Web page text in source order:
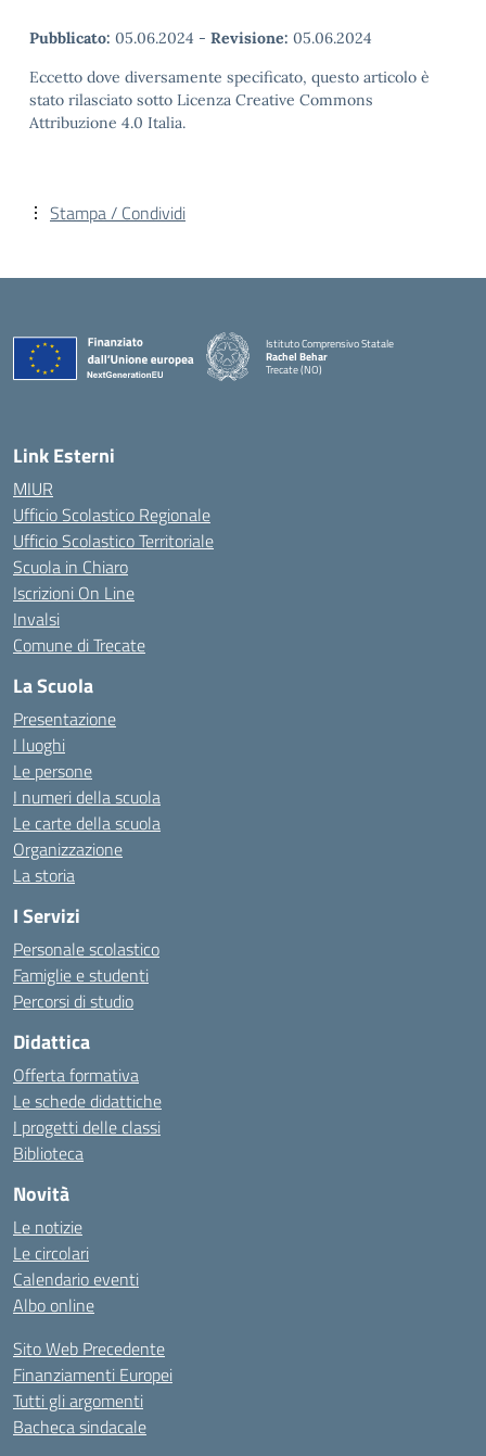
Pubblicato: 05.06.2024 - Revisione: 05.06.2024
Eccetto dove diversamente specificato, questo articolo è
stato rilasciato sotto Licenza Creative Commons
Attribuzione 4.0 Italia.
Stampa / Condividi
Istituto Comprensivo Statale
Rachel Behar
Trecate (NO)
Link Esterni
MIUR
Ufficio Scolastico Regionale
Ufficio Scolastico Territoriale
Scuola in Chiaro
Iscrizioni On Line
Invalsi
Comune di Trecate
La Scuola
Presentazione
I luoghi
Le persone
I numeri della scuola
Le carte della scuola
Organizzazione
La storia
I Servizi
Personale scolastico
Famiglie e studenti
Percorsi di studio
Didattica
Offerta formativa
Le schede didattiche
I progetti delle classi
Biblioteca
Novità
Le notizie
Le circolari
Calendario eventi
Albo online
Sito Web Precedente
Finanziamenti Europei
Tutti gli argomenti
Bacheca sindacale